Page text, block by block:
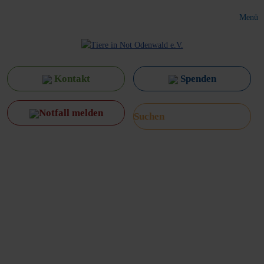
Menü
Kontakt Spenden
Notfall melden